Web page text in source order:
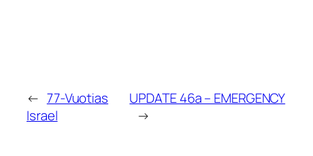
← 77-Vuotias
Israel
UPDATE 46a – EMERGENCY
→